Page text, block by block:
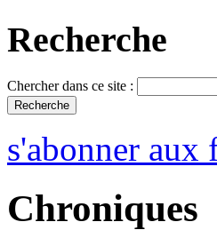
Recherche
Chercher dans ce site :
s'abonner aux
Chroniques